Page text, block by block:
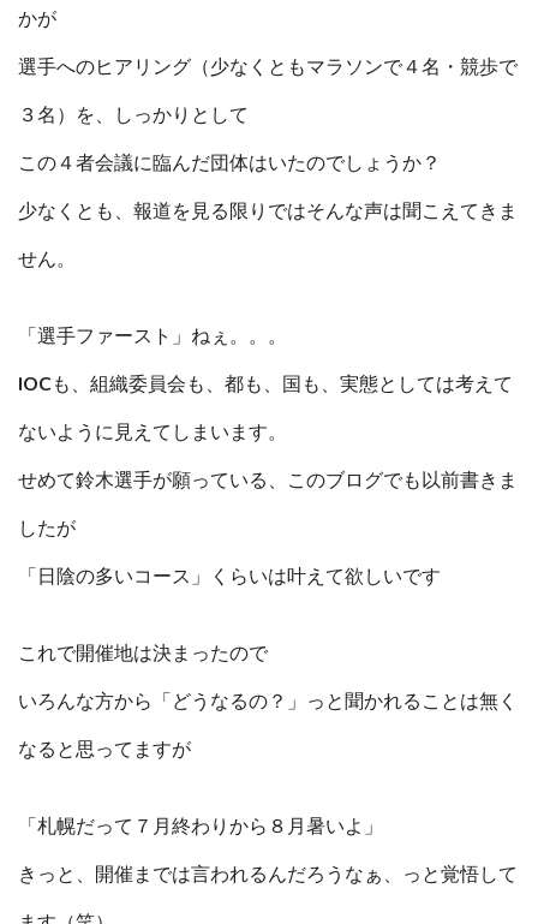
かが
選手へのヒアリング（少なくともマラソンで４名・競歩で
３名）を、しっかりとして
この４者会議に臨んだ団体はいたのでしょうか？
少なくとも、報道を見る限りではそんな声は聞こえてきま
せん。
「選手ファースト」ねぇ。。。
IOCも、組織委員会も、都も、国も、実態としては考えて
ないように見えてしまいます。
せめて鈴木選手が願っている、このブログでも以前書きま
したが
「日陰の多いコース」くらいは叶えて欲しいです
これで開催地は決まったので
いろんな方から「どうなるの？」っと聞かれることは無く
なると思ってますが
「札幌だって７月終わりから８月暑いよ」
きっと、開催までは言われるんだろうなぁ、っと覚悟して